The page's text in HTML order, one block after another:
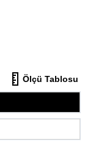
Ölçü Tablosu